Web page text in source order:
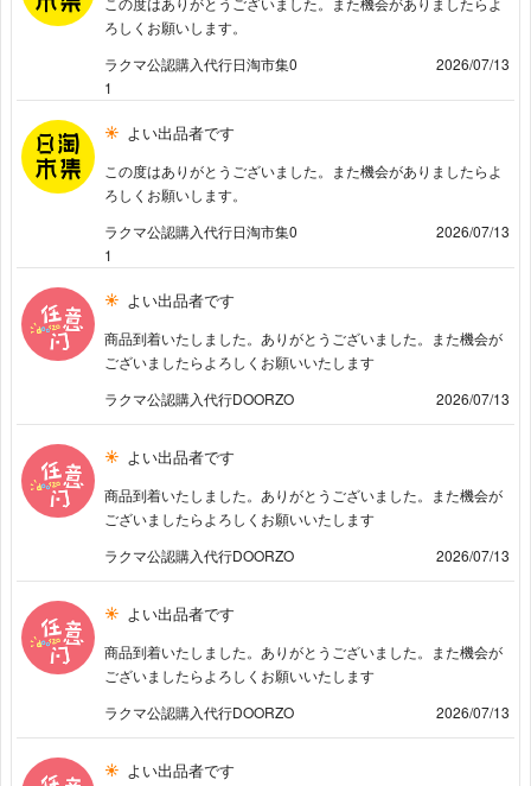
ろしくお願いします。
ラクマ公認購入代行日淘市集0
1
2026/07/13
よい出品者です
この度はありがとうございました。また機会がありましたらよ
ろしくお願いします。
ラクマ公認購入代行日淘市集0
1
2026/07/13
よい出品者です
商品到着いたしました。ありがとうございました。また機会が
ございましたらよろしくお願いいたします
ラクマ公認購入代行DOORZO
2026/07/13
よい出品者です
商品到着いたしました。ありがとうございました。また機会が
ございましたらよろしくお願いいたします
ラクマ公認購入代行DOORZO
2026/07/13
よい出品者です
商品到着いたしました。ありがとうございました。また機会が
ございましたらよろしくお願いいたします
ラクマ公認購入代行DOORZO
2026/07/13
よい出品者です